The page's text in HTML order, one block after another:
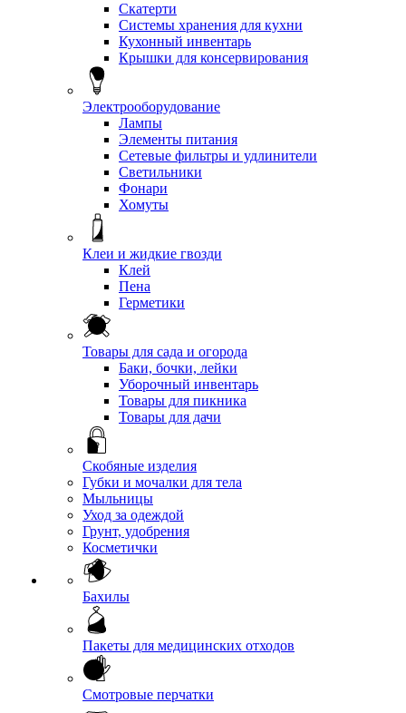
Скатерти
Системы хранения для кухни
Кухонный инвентарь
Крышки для консервирования
Электрооборудование
Лампы
Элементы питания
Сетевые фильтры и удлинители
Светильники
Фонари
Хомуты
Клеи и жидкие гвозди
Клей
Пена
Герметики
Товары для сада и огорода
Баки, бочки, лейки
Уборочный инвентарь
Товары для пикника
Товары для дачи
Скобяные изделия
Губки и мочалки для тела
Мыльницы
Уход за одеждой
Грунт, удобрения
Косметички
Бахилы
Пакеты для медицинских отходов
Смотровые перчатки